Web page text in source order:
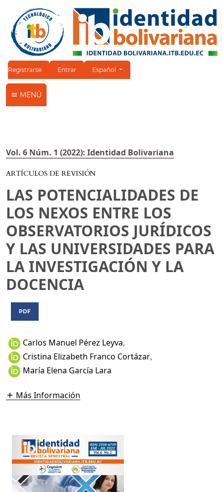
Registrarse Entrar Cambiar el idioma. El idioma actual es:
Español
MENÚ
Vol. 6 Núm. 1 (2022): Identidad Bolivariana
ARTÍCULOS DE REVISIÓN
LAS POTENCIALIDADES DE
LOS NEXOS ENTRE LOS
OBSERVATORIOS JURÍDICOS
Y LAS UNIVERSIDADES PARA
LA INVESTIGACIÓN Y LA
DOCENCIA
PDF
Carlos Manuel Pérez Leyva,
Cristina Elizabeth Franco Cortázar,
María Elena García Lara
Más Información